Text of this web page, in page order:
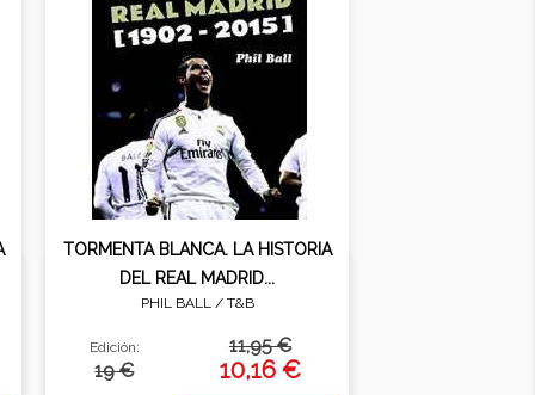
TORMENTA BLANCA. LA HISTORIA
DEL REAL MADRID...
PHIL BALL / T&B
Edición:
19 €
11,95 €
10,16 €
Desde sus orígenes hasta la
llegada de la famosa "décima",
bajo el mando de Carlo
Ancelotti.